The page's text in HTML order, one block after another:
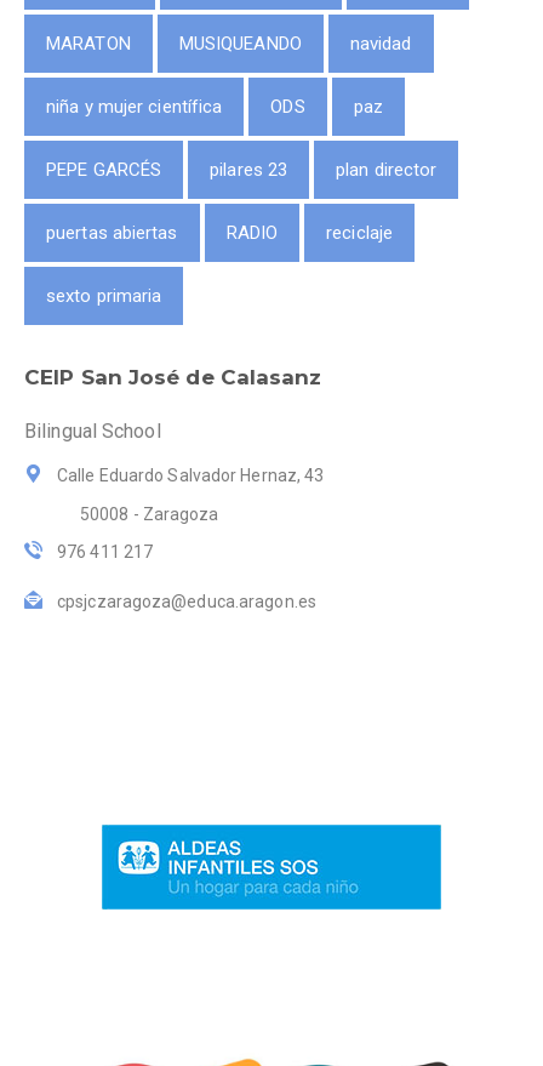
MARATON MUSIQUEANDO navidad
niña y mujer científica ODS paz
PEPE GARCÉS pilares 23 plan director
puertas abiertas RADIO reciclaje
sexto primaria
CEIP San José de Calasanz
Bilingual School
Calle Eduardo Salvador Hernaz, 43
50008 - Zaragoza
976 411 217
cpsjczaragoza@educa.aragon.es